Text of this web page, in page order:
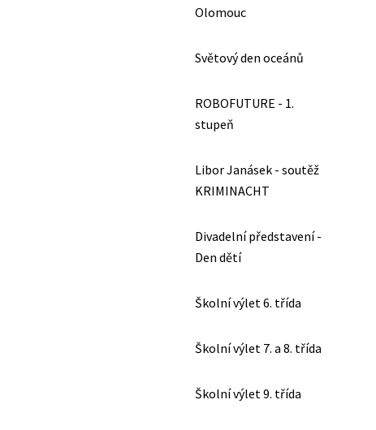
Olomouc
Světový den oceánů
ROBOFUTURE - 1.
stupeň
Libor Janásek - soutěž
KRIMINACHT
Divadelní představení -
Den dětí
Školní výlet 6. třída
Školní výlet 7. a 8. třída
Školní výlet 9. třída